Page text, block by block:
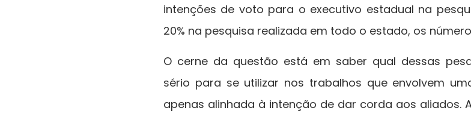
intenções de voto para o executivo estadual na
20% na pesquisa realizada em todo o estado, os
O cerne da questão está em saber qual dessas
sério para se utilizar nos trabalhos que envolvem
apenas alinhada à intenção de dar corda aos aliados.